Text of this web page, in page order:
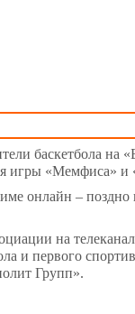
баскетбола на
игры «Мемфиса» и
онлайн –
на
и первого
Групп».